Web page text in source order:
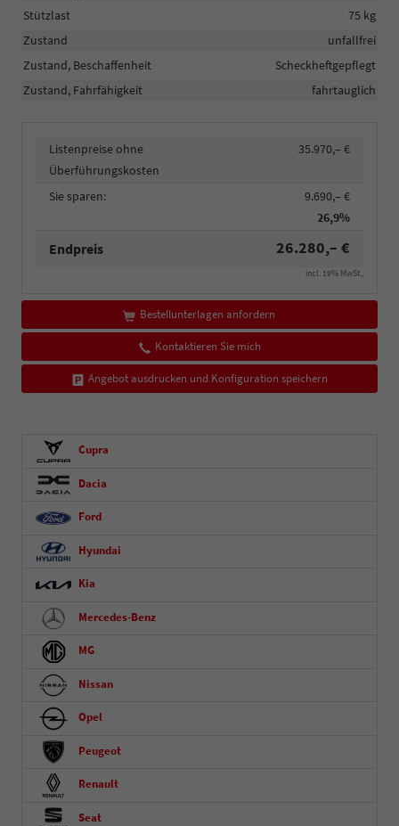
Stützlast
75 kg
Zustand
unfallfrei
Zustand, Beschaffenheit
Scheckheftgepflegt
Zustand, Fahrfähigkeit
fahrtauglich
Listenpreise ohne
Überführungskosten
35.970,– €
Sie sparen:
9.690,– €
26,9%
Endpreis 26.280,– €
incl. 19% MwSt.,
Bestellunterlagen anfordern
Kontaktieren Sie mich
Angebot ausdrucken und Konfiguration speichern
Cupra
Dacia
Ford
Hyundai
Kia
Mercedes-Benz
MG
Nissan
Opel
Peugeot
Renault
Seat